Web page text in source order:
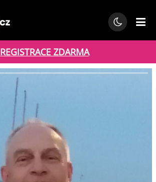
REGISTRACE ZDARMA